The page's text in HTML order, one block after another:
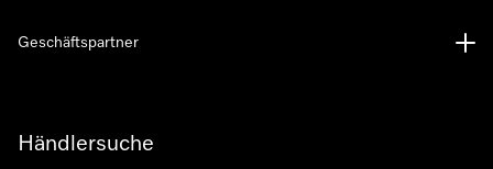
Händlersuche
Geschäftspartner